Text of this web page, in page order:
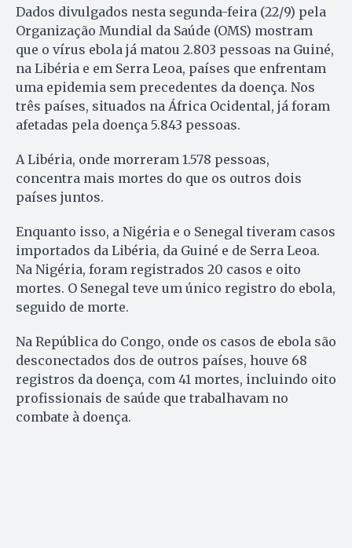
Dados divulgados nesta segunda-feira (22/9) pela
Organização Mundial da Saúde (OMS) mostram
que o vírus ebola já matou 2.803 pessoas na Guiné,
na Libéria e em Serra Leoa, países que enfrentam
uma epidemia sem precedentes da doença. Nos
três países, situados na África Ocidental, já foram
afetadas pela doença 5.843 pessoas.
A Libéria, onde morreram 1.578 pessoas,
concentra mais mortes do que os outros dois
países juntos.
Enquanto isso, a Nigéria e o Senegal tiveram casos
importados da Libéria, da Guiné e de Serra Leoa.
Na Nigéria, foram registrados 20 casos e oito
mortes. O Senegal teve um único registro do ebola,
seguido de morte.
Na República do Congo, onde os casos de ebola são
desconectados dos de outros países, houve 68
registros da doença, com 41 mortes, incluindo oito
profissionais de saúde que trabalhavam no
combate à doença.